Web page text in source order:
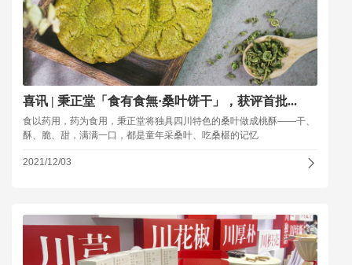
喜讯 | 秉正堂「食有食無·桑叶饼干」，获评首批...
食以药用，药为食用，秉正堂将独具四川特色的桑叶做成桃酥——干、
酥、脆、甜，满满一口，都是童年采桑叶、吃桑椹的记忆
2021/12/03